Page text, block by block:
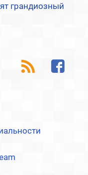
грандиозный